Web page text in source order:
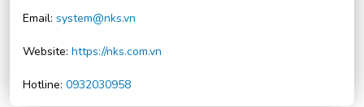
Email: system@nks.vn
Website: https://nks.com.vn
Hotline: 0932030958